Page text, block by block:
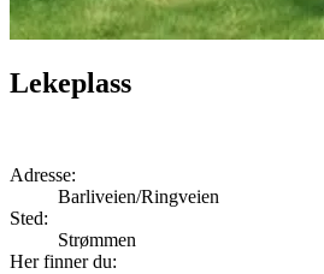
Lekeplass
Adresse:
Barliveien/Ringveien
Sted:
Strømmen
Her finner du: